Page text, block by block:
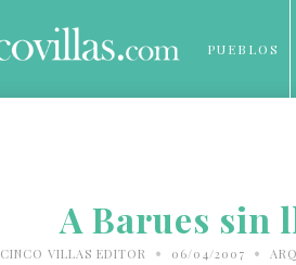
PUEBLOS
A Barues sin
CINCO VILLAS EDITOR • 06/04/2007 •